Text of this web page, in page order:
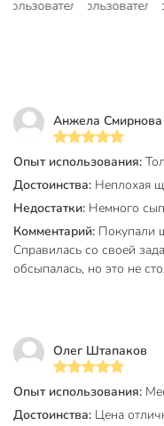
Анжела Смирнова
Опыт использования:
Достоинства: Неплохая
Недостатки: Немного
Комментарий: Покупали
Справилась со своей
обсыпалась, но это не
Олег Штапаков
Опыт использования:
Достоинства: Цена